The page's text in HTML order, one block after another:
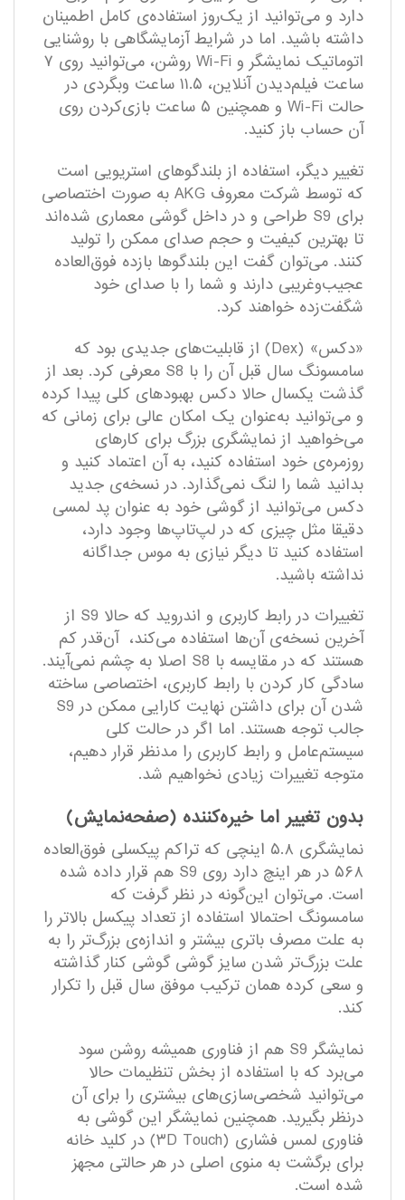
دارد و می‌توانید از یک‌روز استفاده‌ی کامل اطمینان
داشته باشید. اما در شرایط آزمایشگاهی با روشنایی
اتوماتیک نمایشگر و Wi-Fi روشن، می‌توانید روی ۷
ساعت فیلم‌دیدن آنلاین، ۱۱.۵ ساعت وبگردی در
حالت Wi-Fi و همچنین ۵ ساعت بازی‌کردن روی
آن حساب باز کنید.
تغییر دیگر، استفاده از بلندگوهای استریویی است
که توسط شرکت معروف AKG به صورت اختصاصی
برای S9 طراحی و در داخل گوشی معماری شده‌اند
تا بهترین کیفیت و حجم صدای ممکن را تولید
کنند. می‌توان گفت این بلندگو‌ها بازده فوق‌العاده
عجیب‌و‌غریبی دارند و شما را با صدای خود
شگفت‌زده خواهند کرد.
«دکس» (‌Dex) از قابلیت‌های جدیدی بود که
سامسونگ سال قبل آن را با S8 معرفی کرد. بعد از
گذشت یکسال حالا دکس بهبودهای کلی پیدا کرده
و می‌توانید به‌عنوان یک امکان عالی برای زمانی که
می‌خواهید از نمایشگری بزرگ برای کارهای
روزمره‌ی خود استفاده کنید، به آن اعتماد کنید و
بدانید شما را لنگ نمی‌گذارد. در نسخه‌ی جدید
دکس می‌توانید از گوشی خود به عنوان پد لمسی
دقیقا مثل چیزی که در لپ‌تاپ‌ها وجود دارد،
استفاده کنید تا دیگر نیازی به موس جداگانه
نداشته باشید.
تغییرات در رابط کاربری و اندروید که حالا S9 از
آخرین نسخه‌ی آن‌ها استفاده می‌کند، آن‌قدر کم
هستند که در مقایسه با S8 اصلا به چشم نمی‌آیند.
سادگی کار کردن با رابط کاربری، اختصاصی ساخته
شدن آن برای داشتن نهایت کارایی ممکن در S9
جالب توجه هستند. اما اگر در حالت کلی
سیستم‌عامل و رابط کاربری را مدنظر قرار دهیم،
متوجه تغییرات زیادی نخواهیم شد.
بدون تغییر اما خیره‌کننده (صفحه‌نمایش)
نمایشگری ۵.۸ اینچی که تراکم پیکسلی فوق‌العاده
۵۶۸ در هر اینچ دارد روی S9 هم قرار داده شده
است. می‌توان این‌گونه در نظر گرفت که
سامسونگ احتمالا استفاده از تعداد پیکسل بالاتر را
به علت مصرف باتری بیشتر و اندازه‌ی بزرگ‌تر را به
علت بزرگ‌تر شدن سایز گوشی گوشی کنار گذاشته
و سعی کرده همان ترکیب موفق سال قبل را تکرار
کند.
نمایشگر S9 هم از فناوری همیشه روشن سود
می‌برد که با استفاده از بخش تنظیمات حالا
می‌توانید شخصی‌سازی‌های بیشتری را برای آن
درنظر بگیرید. همچنین نمایشگر این گوشی به
فناوری لمس فشاری (۳D Touch) در کلید خانه
برای برگشت به منوی اصلی در هر حالتی مجهز
شده است.